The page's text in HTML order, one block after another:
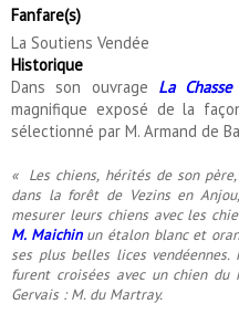
Fanfare(s)
La Soutiens Vendée
Historique
Dans son ouvrage La
magnifique exposé de la
sélectionné par M. Armand de
« Les chiens, hérités de son
dans la forêt de Vezins en
mesurer leurs chiens avec les
M. Maichinun étalon blanc et
ses plus belles lices
furent croisées avec un chien du
Gervais : M. du Martray.